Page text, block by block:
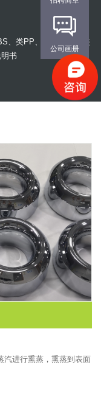
、类PP、类PMMA、类
书
汽进行熏蒸，熏蒸到表面
公司画册